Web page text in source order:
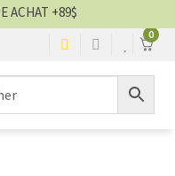
0
ACHAT +89$